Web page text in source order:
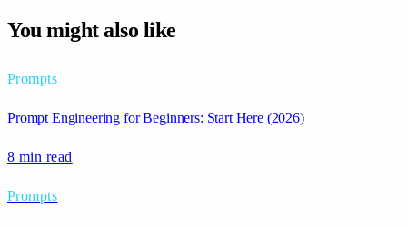
You might also like
Prompts
Prompt Engineering for Beginners: Start Here (2026)
8 min read
Prompts